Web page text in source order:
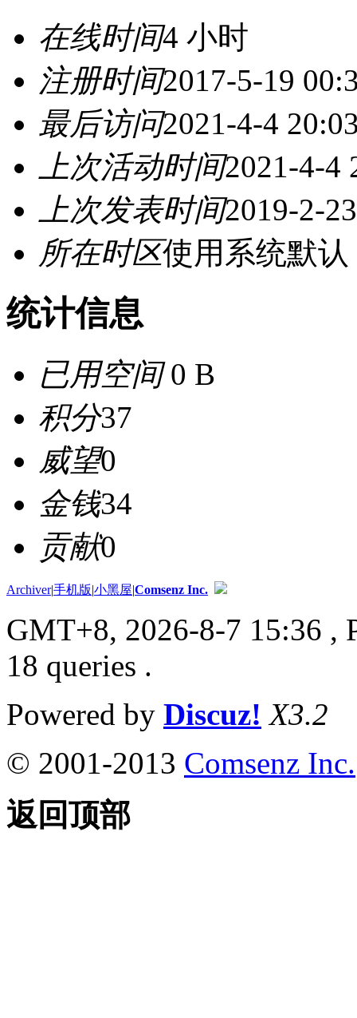
在线时间4 小时
注册时间2017-5-19
最后访问2021-4-4
上次活动时间2021-4-4
上次发表时间2019-2-
所在时区使用系统默认
统计信息
已用空间0 B
积分37
威望0
金钱34
贡献0
Archiver|手机版|小黑屋|Comsenz Inc.
GMT+8, 2026-8-7 15:36 ,
18 queries .
Powered by Discuz! X3.2
© 2001-2013 Comsenz Inc.
返回顶部